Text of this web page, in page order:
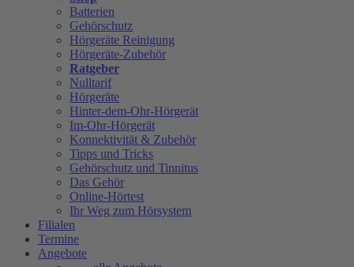
Batterien
Gehörschutz
Hörgeräte Reinigung
Hörgeräte-Zubehör
Ratgeber
Nulltarif
Hörgeräte
Hinter-dem-Ohr-Hörgerät
Im-Ohr-Hörgerät
Konnektivität & Zubehör
Tipps und Tricks
Gehörschutz und Tinnitus
Das Gehör
Online-Hörtest
Ihr Weg zum Hörsystem
Filialen
Termine
Angebote